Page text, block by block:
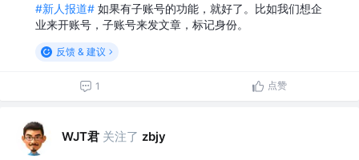
#新人报道# 如果有子账号的功能，就好了。比如我们想企
业来开账号，子账号来发文章，标记身份。
反馈 & 建议
1 点赞
WJT君 关注了 zbjy